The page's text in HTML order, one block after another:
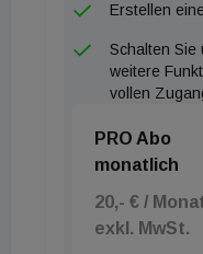
anderen
verschiedenen
Erstellen
Schalten Sie
weitere
vollen
PRO Abo
monatlich
20,- € /
exkl. MwSt.